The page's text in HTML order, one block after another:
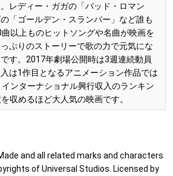
レディー・ガガの「バッド・ロマン
「ゴールデン・スランバー」など誰も
以上ものヒットソングや名曲が映画を
ぷりのストーリーで歌の力で元気にな
す。2017年劇場公開時は3週連続動員
は1作目となるアニメーション作品では
ンターナショナル興行収入のランキン
収めるほど大人気の映画です。
and all related marks and characters
of Universal Studios. Licensed by